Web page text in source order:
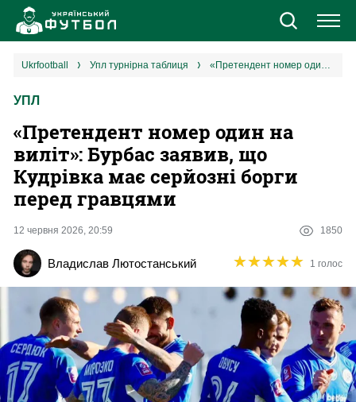
Новини
Єврокубки
УПЛ
2 ліга
Різне
Букмекери
Казино
ukrfootball упл турнірна таблиця «Претендент номер один на виліт»: Бурбас заявив, що Кудрівка має серйозні борги перед гравцями
УПЛ
«Претендент номер один на
виліт»: Бурбас заявив, що
Кудрівка має серйозні борги
перед гравцями
12 червня 2026, 20:59 1850
Владислав Лютостанський ★★★★★
★★★★★ 1 голос